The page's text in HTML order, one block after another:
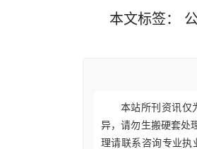
本文标签：
本站所刊资讯仅
异，请勿生搬硬套处
理请联系咨询专业执